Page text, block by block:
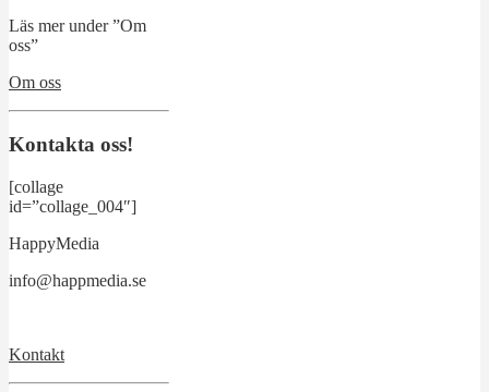
Läs mer under ”Om
oss”
Om oss
Kontakta oss!
[collage
id=”collage_004″]
HappyMedia
info@happmedia.se
Kontakt